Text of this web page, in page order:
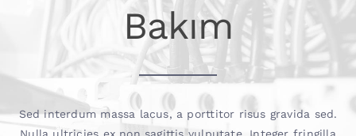
Tora Şarj
Fiyatlar
Bakım
Sed interdum massa lacus, a porttitor risus gravida sed.